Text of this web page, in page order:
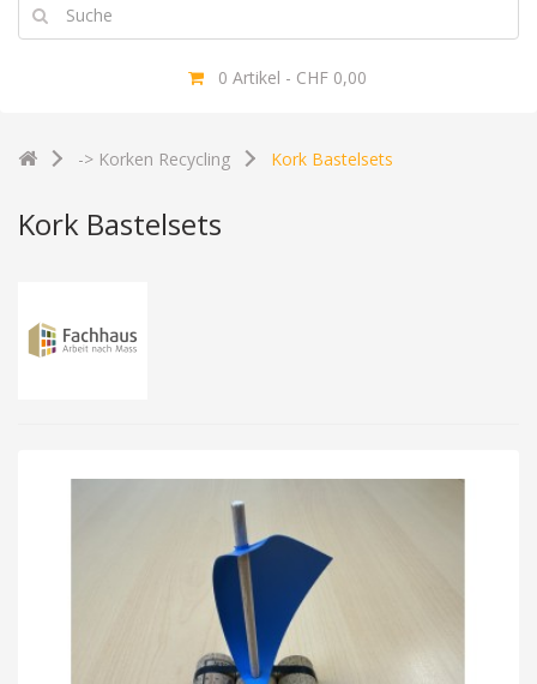
0 Artikel - CHF 0,00
-> Korken Recycling Kork Bastelsets
Kork Bastelsets